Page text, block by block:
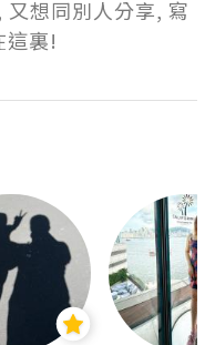
想同別人分享, 寫
裏!